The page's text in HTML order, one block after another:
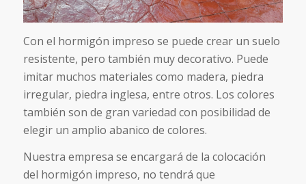
Con el hormigón impreso se puede crear un suelo
resistente, pero también muy decorativo. Puede
imitar muchos materiales como madera, piedra
irregular, piedra inglesa, entre otros. Los colores
también son de gran variedad con posibilidad de
elegir un amplio abanico de colores.
Nuestra empresa se encargará de la colocación
del hormigón impreso, no tendrá que